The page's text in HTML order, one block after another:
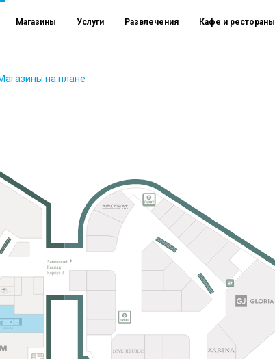
Магазины Услуги Развлечения Кафе и рестораны
на плане